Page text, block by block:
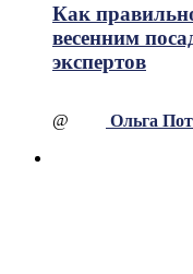
Как
весенним
экспертов
@ Ольга